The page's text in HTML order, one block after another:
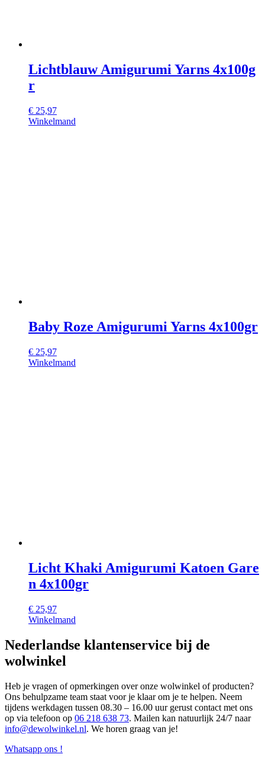
Lichtblauw Amigurumi Yarns 4x100g
r
€ 25,97
Winkelmand
Baby Roze Amigurumi Yarns 4x100gr
€ 25,97
Winkelmand
Licht Khaki Amigurumi Katoen Gare
n 4x100gr
€ 25,97
Winkelmand
Nederlandse klantenservice bij de
wolwinkel
Heb je vragen of opmerkingen over onze wolwinkel of producten?
Ons behulpzame team staat voor je klaar om je te helpen. Neem
tijdens werkdagen tussen 08.30 – 16.00 uur gerust contact met ons
op via telefoon op 06 218 638 73. Mailen kan natuurlijk 24/7 naar
info@dewolwinkel.nl. We horen graag van je!
Whatsapp ons !